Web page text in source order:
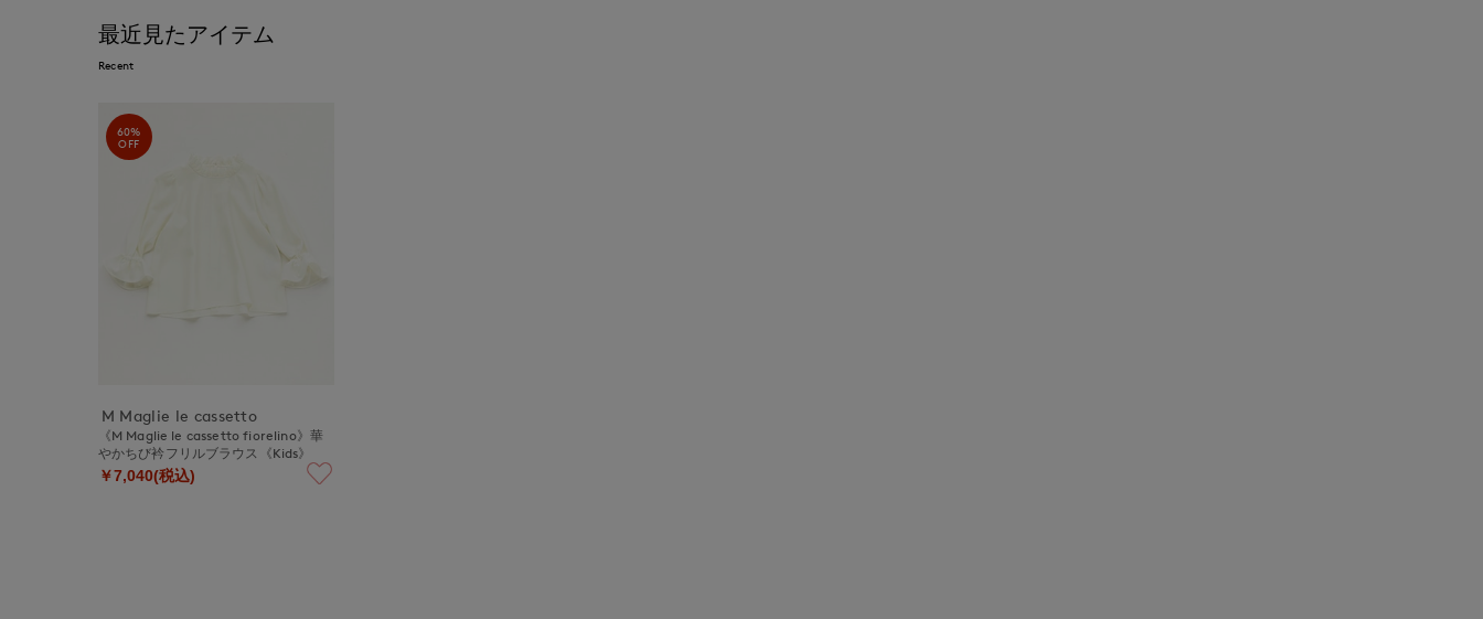
最近見たアイテム
Recent
60%
OFF
M Maglie le cassetto
《M Maglie le cassetto fiorelino》華
やかちび衿フリルブラウス《Kids》
￥7,040(税込)